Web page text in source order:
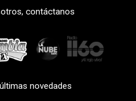
contáctanos
novedades